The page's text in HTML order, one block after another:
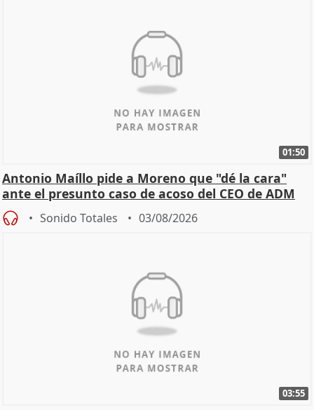
01:50
Antonio Maíllo pide a Moreno que "dé la cara"
ante el presunto caso de acoso del CEO de ADM
Sonido Totales 03/08/2026
03:55